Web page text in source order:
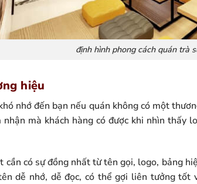
định hình phong cách quán trà
hiệu
nhớ đến bạn nếu quán không có một
mà khách hàng có được khi nhìn thấy
có sự đồng nhất từ tên gọi, logo, bảng
dễ nhớ, dễ đọc, có thể gợi liên tưởng tốt